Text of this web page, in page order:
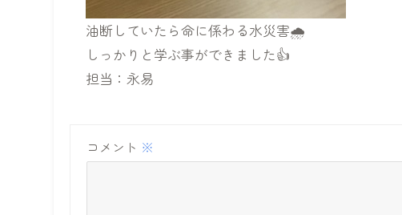
油断していたら命に係わる水災害🌧️
しっかりと学ぶ事ができました👍
担当：永易
コメント ※